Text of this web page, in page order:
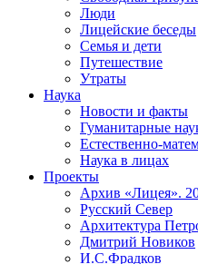
Люди
Лицейские беседы
Семья и дети
Путешествие
Утраты
Наука
Новости и факты
Гуманитарные
Естественно-
Наука в лицах
Проекты
Архив «Лицея».
Русский Север
Архитектура
Дмитрий Новиков
И.С.Фрадков